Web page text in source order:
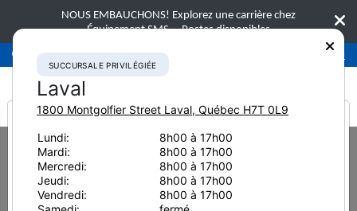
NOUS EMBAUCHONS! Explorez une carrière chez
Équipement SMS. Postes disponibles
Succursale privilégiéeLaval 450-781-9600
Home Équipement neuf Processeurs Komatsu PC230F-11
Processeurs
It looks like you are
from America
SUCCURSALE PRIVILÉGIÉE
Laval
1800 Montgolfier Street Laval, Québec H7T 0L9
Lundi:
8h00 à 17h00
Mardi:
8h00 à 17h00
Mercredi:
8h00 à 17h00
Jeudi:
8h00 à 17h00
Vendredi:
8h00 à 17h00